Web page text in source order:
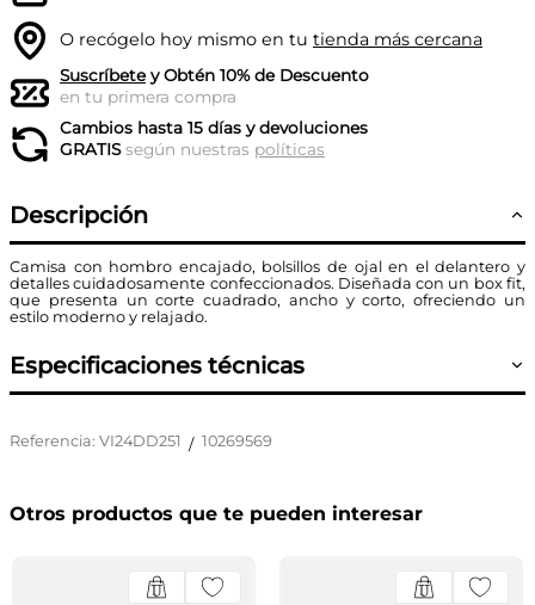
O recógelo hoy mismo en tu tienda más cercana
Suscríbetey Obtén 10% de Descuento
en tu primera compra
Cambios hasta 15 días y devoluciones
GRATISsegún nuestras políticas
Descripción
Camisa con hombro encajado, bolsillos de ojal en el delantero y
detalles cuidadosamente confeccionados. Diseñada con un box fit,
que presenta un corte cuadrado, ancho y corto, ofreciendo un
estilo moderno y relajado.
Especificaciones técnicas
Referencia: VI24DD251 / 10269569
Otros productos que te pueden interesar